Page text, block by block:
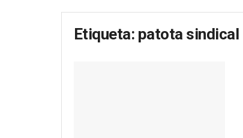
Etiqueta: patota sindical